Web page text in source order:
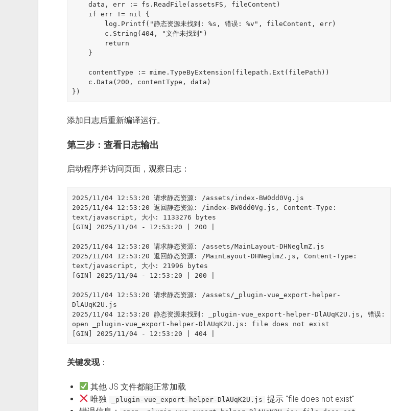
    data, err := fs.ReadFile(assetsFS, fileContent)
添加日志后重新编译运行。
第三步：查看日志输出
启动程序并访问页面，观察日志：
2025/11/04 12:53:20 请求静态资源: /assets/index-BW0dd0Vg.js
2025/11/04 12:53:20 返回静态资源: /index-BW0dd0Vg.js, Content-Type:
text/javascript, 大小: 1133276 bytes
[GIN] 2025/11/04 - 12:53:20 | 200 |
2025/11/04 12:53:20 请求静态资源: /assets/MainLayout-DHNeglmZ.js
2025/11/04 12:53:20 返回静态资源: /MainLayout-DHNeglmZ.js, Content-Type:
text/javascript, 大小: 21996 bytes
[GIN] 2025/11/04 - 12:53:20 | 200 |
2025/11/04 12:53:20 请求静态资源: /assets/_plugin-vue_export-helper-
DlAUqK2U.js
2025/11/04 12:53:20 静态资源未找到: _plugin-vue_export-helper-DlAUqK2U.js, 错误:
open _plugin-vue_export-helper-DlAUqK2U.js: file does not exist
关键发现：
其他 JS 文件都能正常加载
唯独
_plugin-vue_export-helper-DlAUqK2U.js
提示 "file does not exist"